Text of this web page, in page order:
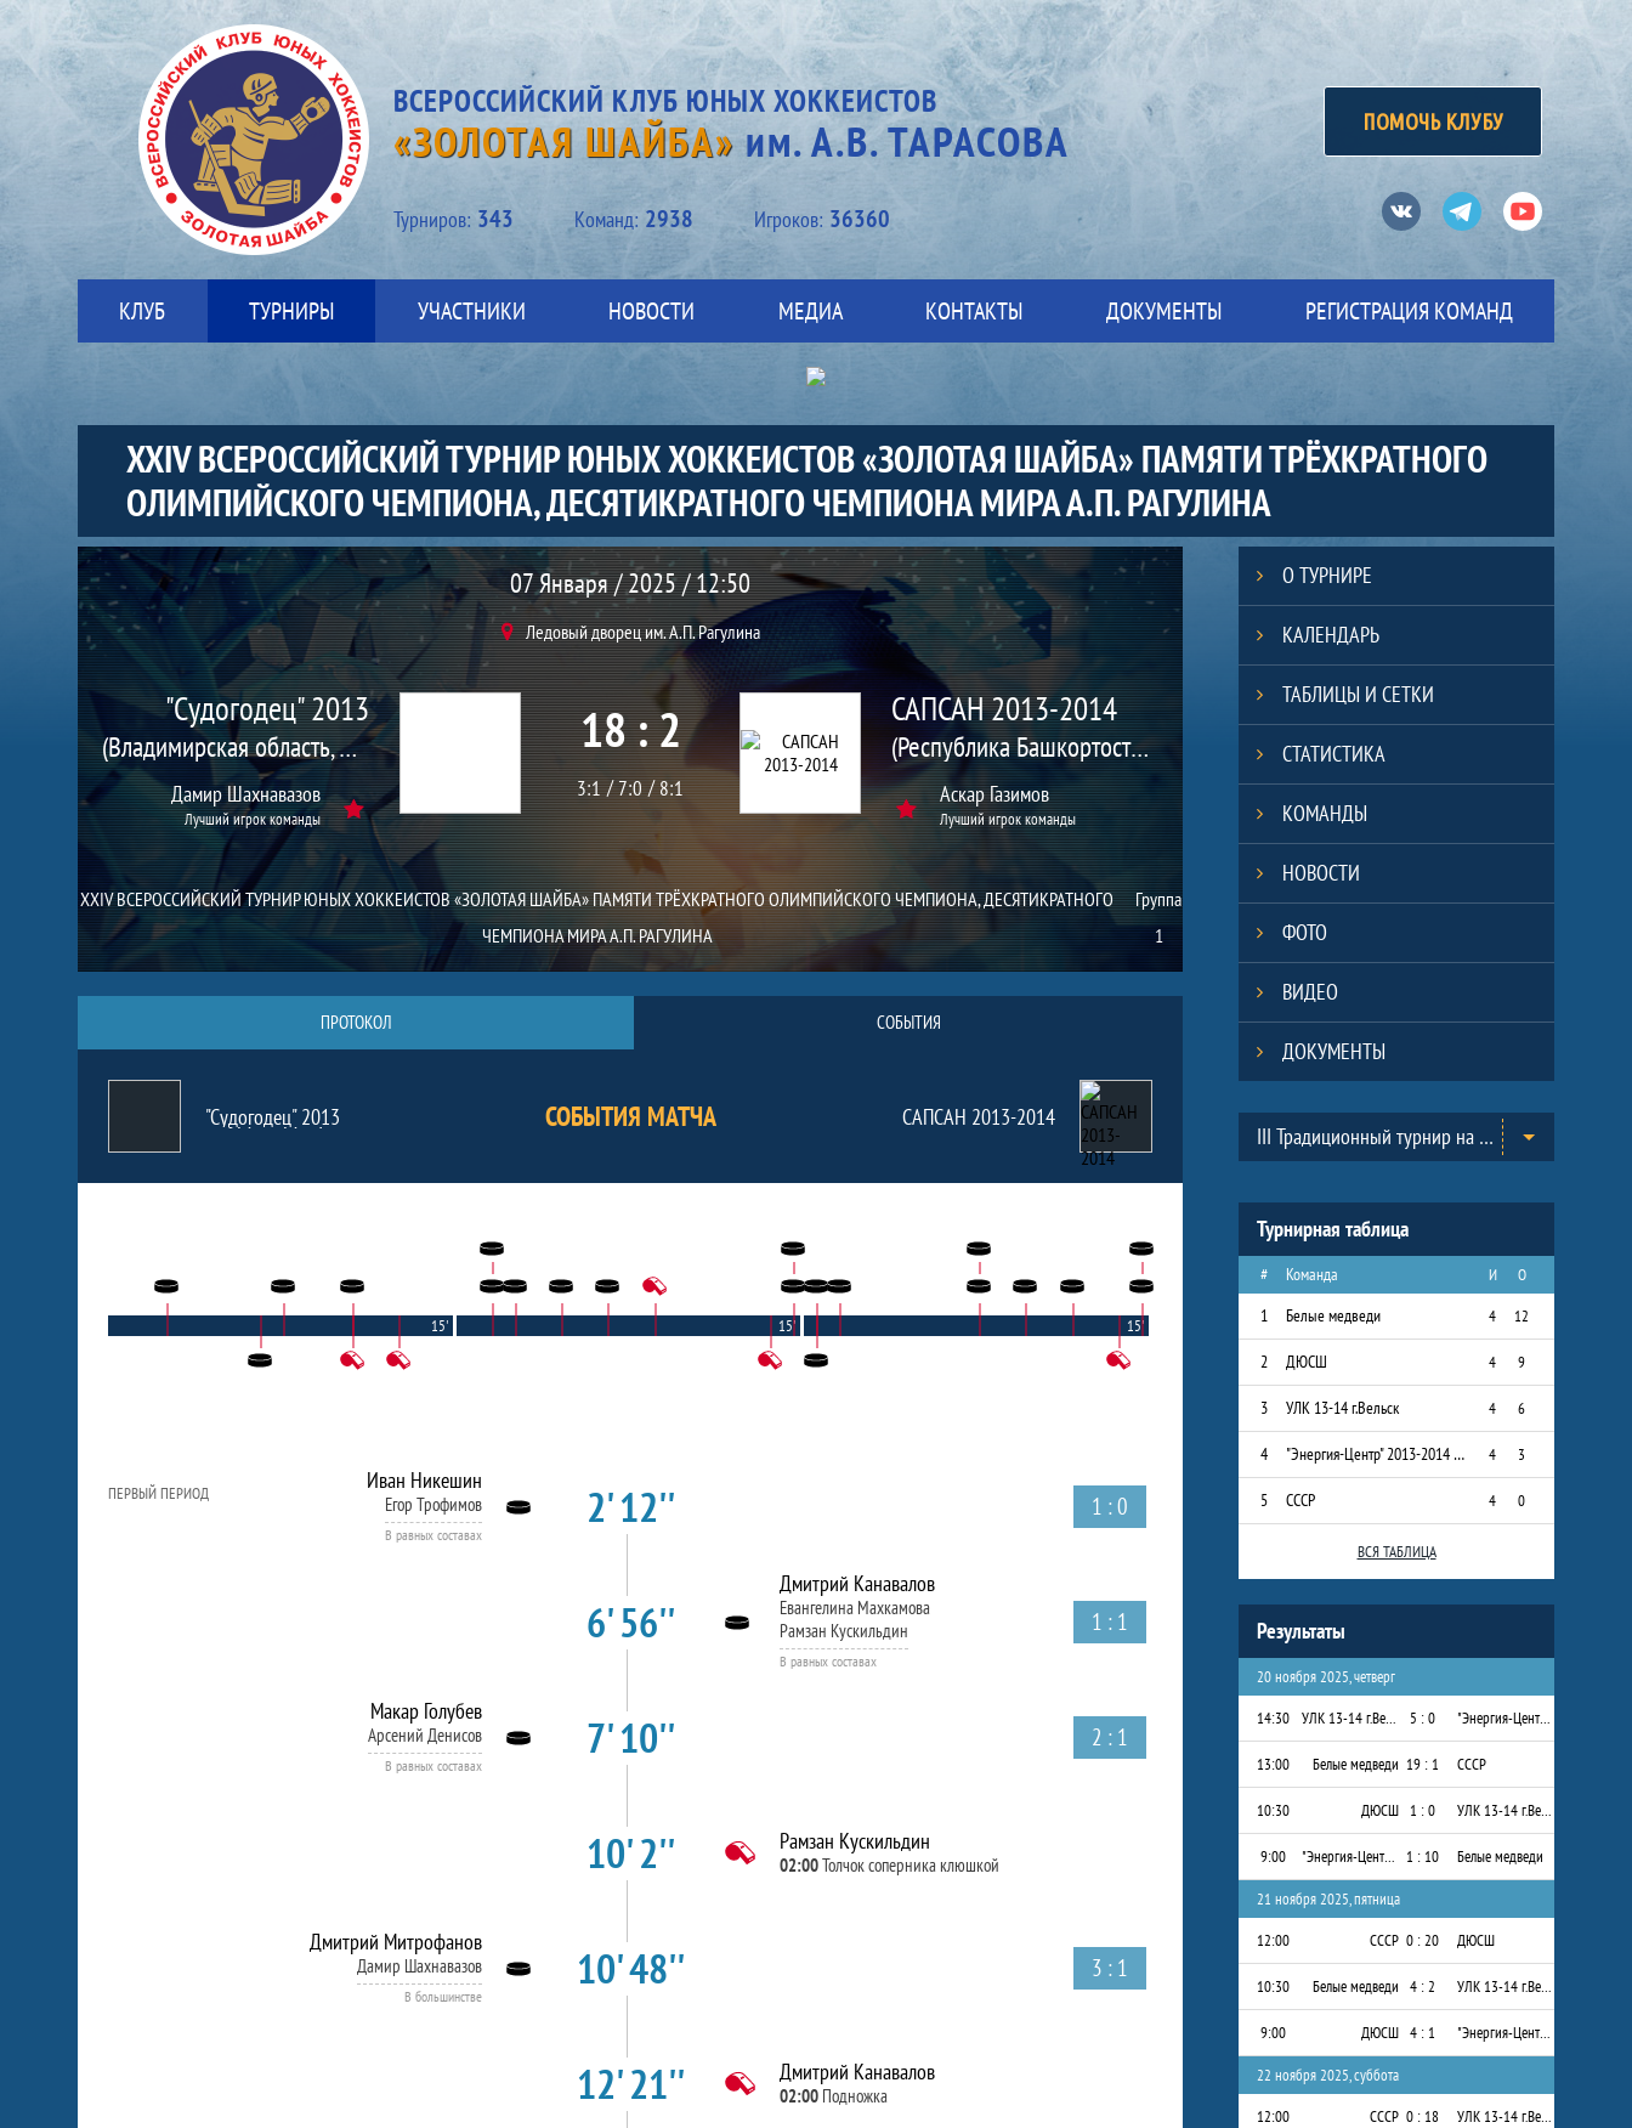
ВСЕРОССИЙСКИЙ КЛУБ ЮНЫХ ХОККЕИСТОВ
«ЗОЛОТАЯ ШАЙБА»им. А.В. ТАРАСОВА
Турниров: 343 Kоманд: 2938 Игроков: 36360
ПОМОЧЬ КЛУБУ
ВконтактеТелеграмЮтуб
КЛУБ ТУРНИРЫ УЧАСТНИКИ НОВОСТИ МЕДИА КОНТАКТЫ ДОКУМЕНТЫ РЕГИСТРАЦИЯ КОМАНД
XXIV ВСЕРОССИЙСКИЙ ТУРНИР ЮНЫХ ХОККЕИСТОВ «ЗОЛОТАЯ ШАЙБА» ПАМЯТИ ТРЁХКРАТНОГО
ОЛИМПИЙСКОГО ЧЕМПИОНА, ДЕСЯТИКРАТНОГО ЧЕМПИОНА МИРА А.П. РАГУЛИНА
Матч
07 Января / 2025 / 12:50
Ледовый дворец им. А.П. Рагулина
"Судогодец" 2013
(Владимирская область, Судогда г.)
Дамир Шахнавазов
Лучший игрок команды
18 : 2
3:1 7:0 8:1
САПСАН 2013-2014
(Республика Башкортостан, г. Кумертау)
Аскар Газимов
Лучший игрок команды
XXIV ВСЕРОССИЙСКИЙ ТУРНИР ЮНЫХ ХОККЕИСТОВ «ЗОЛОТАЯ ШАЙБА» ПАМЯТИ ТРЁХКРАТНОГО ОЛИМПИЙСКОГО ЧЕМПИОНА, ДЕСЯТИКРАТНОГО
ЧЕМПИОНА МИРА А.П. РАГУЛИНА
Группа
1
ПРОТОКОЛ СОБЫТИЯ
"Судогодец" 2013 СОБЫТИЯ МАТЧА САПСАН 2013-2014
15' 15' 15'
ПЕРВЫЙ ПЕРИОД Иван Никешин
Егор Трофимов
В равных составах
2' 12'' 1 : 0
6' 56''
Дмитрий Канавалов
Евангелина Махкамова
Рамзан Кускильдин
В равных составах
1 : 1
Макар Голубев
Арсений Денисов
В равных составах
7' 10'' 2 : 1
10' 2'' Рамзан Кускильдин
02:00Толчок соперника клюшкой
Дмитрий Митрофанов
Дамир Шахнавазов
В большинстве
10' 48'' 3 : 1
12' 21'' Дмитрий Канавалов
02:00 Подножка
О ТУРНИРЕ
КАЛЕНДАРЬ
ТАБЛИЦЫ И СЕТКИ
СТАТИСТИКА
КОМАНДЫ
НОВОСТИ
ФОТО
ВИДЕО
ДОКУМЕНТЫ
Таблицы турнира III Традиционный турнир на призы Всероссийского Клуба юных хоккеистов «Золотая шайба» им. А.В. Тарасова в г.Черноголовка. (2013-2014)
Турнирная таблица
# Команда И О
1 Белые медведи 4 12
2 ДЮСШ 4 9
3 УЛК 13-14 г.Вельск 4 6
4 "Энергия-Центр" 2013-2014 г.р. 4 3
5 СССР 4 0
ВСЯ ТАБЛИЦА
Результаты
20 ноября 2025, четверг
14:30
УЛК 13-14 г.Вельск 5 : 0 "Энергия-Центр" 2013-2014 г.р.
13:00 Белые медведи 19 : 1 СССР
10:30 ДЮСШ 1 : 0 УЛК 13-14 г.Вельск
9:00 "Энергия-Центр" 2013-2014 г.р. 1 : 10 Белые медведи
21 ноября 2025, пятница
12:00
СССР 0 : 20 ДЮСШ
10:30 Белые медведи 4 : 2 УЛК 13-14 г.Вельск
9:00 ДЮСШ 4 : 1 "Энергия-Центр" 2013-2014 г.р.
22 ноября 2025, суббота
12:00
СССР 0 : 18 УЛК 13-14 г.Вельск